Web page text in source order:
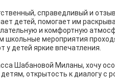
справедливый и
детей, помогает им
и комфортную
школьные мероприятия
детей яркие впечатления.
Шабановой Миланы, хочу
открытость к диалогу с